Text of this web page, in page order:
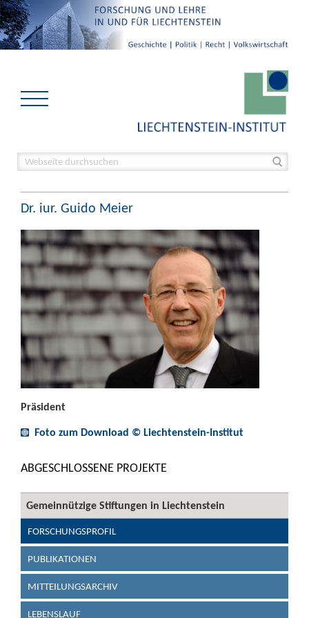
Dr. iur. Guido Meier
Präsident
Foto zum Download © Liechtenstein-Institut
ABGESCHLOSSENE PROJEKTE
Gemeinnützige Stiftungen in Liechtenstein
FORSCHUNGSPROFIL
PUBLIKATIONEN
MITTEILUNGSARCHIV
LEBENSLAUF